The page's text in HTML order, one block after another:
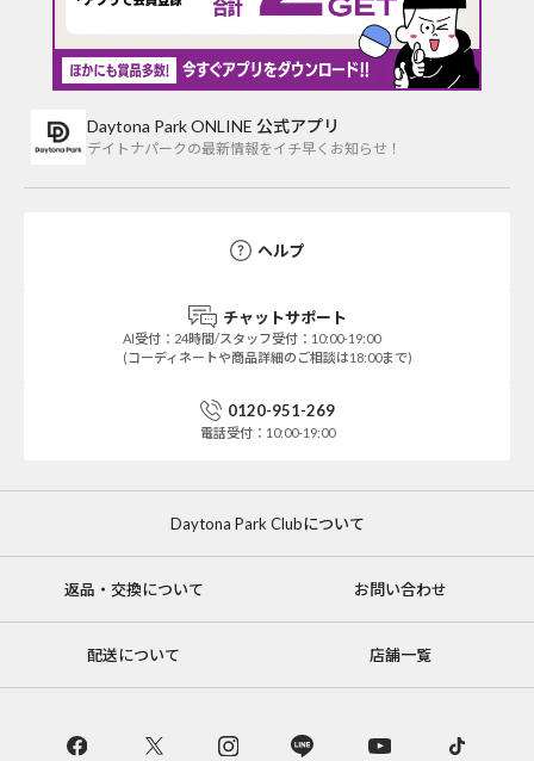
Daytona Park ONLINE 公式アプリ
デイトナパークの最新情報をイチ早くお知らせ！
ヘルプ
チャットサポート
AI受付：24時間/スタッフ受付：10:00-19:00
(コーディネートや商品詳細のご相談は18:00まで)
0120-951-269
電話受付：10:00-19:00
Daytona Park Clubについて
返品・交換について お問い合わせ
配送について 店舗一覧